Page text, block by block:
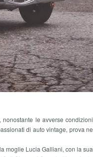
le avverse condizioni
di auto vintage, prova ne
moglie Lucia Galliani, con la sua